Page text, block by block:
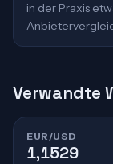
in der Praxis
Verwandte
EUR/USD
1,1529